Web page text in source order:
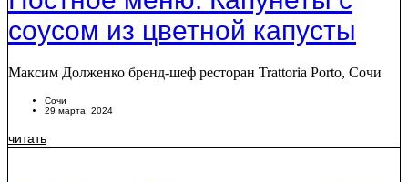
соусом из цветной капусты
Максим Долженко бренд-шеф ресторан Trattoria Porto, Сочи
Сочи
29 марта, 2024
читать